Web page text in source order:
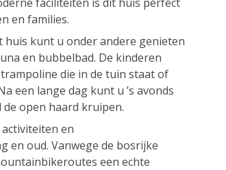
en families.
huis kunt u onder andere genieten
en bubbelbad. De kinderen
die in de tuin staat of
een lange dag kunt u ’s avonds
open haard kruipen.
en
en oud. Vanwege de bosrijke
een echte